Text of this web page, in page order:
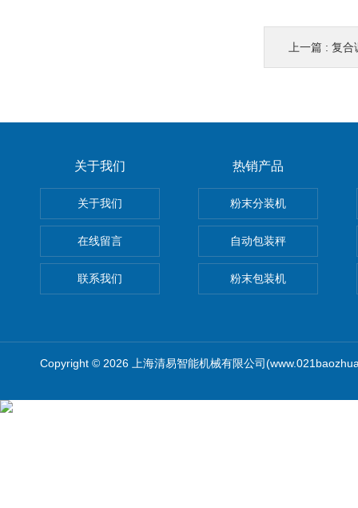
上一篇 : 复合
关于我们
关于我们
在线留言
联系我们
热销产品
粉末分装机
自动包装秤
粉末包装机
Copyright © 2026 上海清易智能机械有限公司